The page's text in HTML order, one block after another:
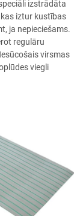
izstrādāta
iztur kustības
ja nepieciešams.
regulāru
virsmas
viegli